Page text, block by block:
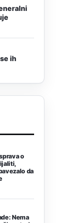
ih
o
da
Nema